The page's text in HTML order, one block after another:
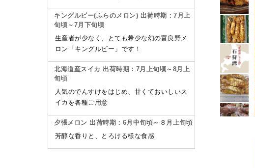
キングルビー(ふらのメロン) 出荷時期：7月上
旬頃～7月下旬頃
生産者が少なく、とても希少な幻の富良野メ
ロン「キングルビー」です！
北海道産スイカ 出荷時期：7月上旬頃～8月上
旬頃
人気のでんすけをはじめ、甘くておいしいス
イカを各種ご用意
夕張メロン 出荷時期：6月中旬頃～８月上旬頃
芳醇な香りと、とろける様な食感